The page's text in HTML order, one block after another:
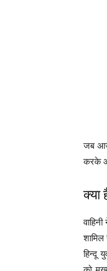
जब आज
करके आ
क्या
शामिल
हिन्दू